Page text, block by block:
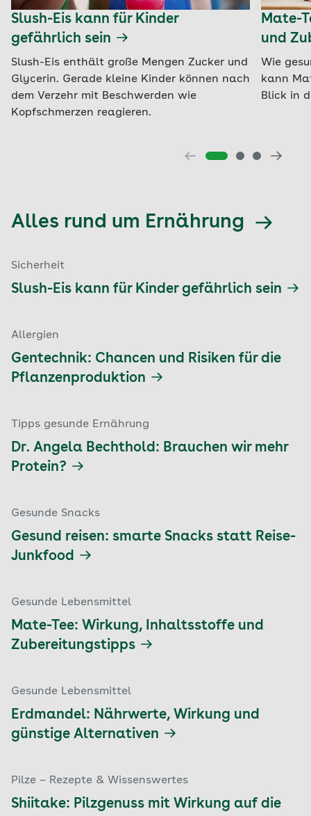
Slush-Eis kann für Kinder
gefährlich sein
Slush-Eis enthält große Mengen Zucker und
Glycerin. Gerade kleine Kinder können nach
dem Verzehr mit Beschwerden wie
Kopfschmerzen reagieren.
Mate-
und
Wie
kann
Blick in
Alles rund um Ernährung
Sicherheit
Slush-Eis kann für Kinder gefährlich sein
Allergien
Gentechnik: Chancen und Risiken für die
Pflanzenproduktion
Tipps gesunde Ernährung
Dr. Angela Bechthold: Brauchen wir mehr
Protein?
Gesunde Snacks
Gesund reisen: smarte Snacks statt Reise-
Junkfood
Gesunde Lebensmittel
Mate-Tee: Wirkung, Inhaltsstoffe und
Zubereitungstipps
Gesunde Lebensmittel
Erdmandel: Nährwerte, Wirkung und
günstige Alternativen
Pilze – Rezepte & Wissenswertes
Shiitake: Pilzgenuss mit Wirkung auf die